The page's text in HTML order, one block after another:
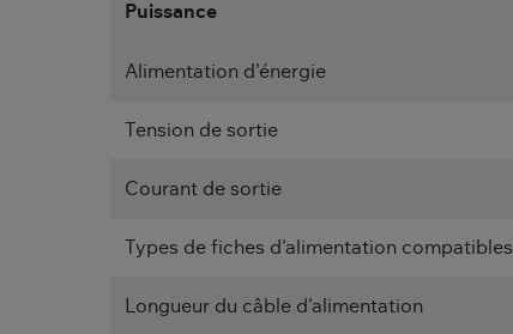
Puissance
Alimentation d'énergie
Tension de sortie
Courant de sortie
Types de fiches d'alimentation compatibles
Longueur du câble d'alimentation